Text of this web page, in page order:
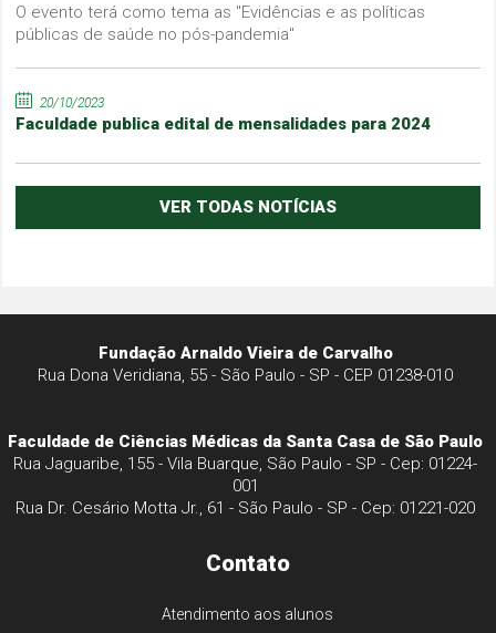
O evento terá como tema as "Evidências e as políticas
públicas de saúde no pós-pandemia"
20/10/2023
Faculdade publica edital de mensalidades para 2024
VER TODAS NOTÍCIAS
Fundação Arnaldo Vieira de Carvalho
Rua Dona Veridiana, 55 - São Paulo - SP - CEP 01238-010
Faculdade de Ciências Médicas da Santa Casa de São Paulo
Rua Jaguaribe, 155 - Vila Buarque, São Paulo - SP - Cep: 01224-
001
Rua Dr. Cesário Motta Jr., 61 - São Paulo - SP - Cep: 01221-020
Contato
Atendimento aos alunos